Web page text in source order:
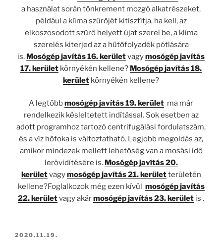
a használat során tönkrement mozgó alkatrészeket,
például a klíma szűrőjét kitisztítja, ha kell, az
elkoszosodott szűrő helyett újat szerel be, a klíma
szerelés kiterjed az a hűtőfolyadék pótlására
is. Mosógép javítás 16. kerületvagymosógép javítás
17. kerület környékén kellene? Mosógép javítás 18.
kerület környékén kellene?
A legtöbbmosógép javítás 19. kerület ma már
rendelkezik késleltetett indítással. Sok esetben az
adott programhoz tartozó centrifugálási fordulatszám,
és a víz hőfoka is változtatható. Legjobb megoldás az,
amikor mindezek mellett lehetőség van a mosási idő
lerövidítésére is. Mosógép javítás 20.
kerületvagymosógép javítás 21. kerületterületén
kellene?Foglalkozok még ezen kívül mosógép javítás
22. kerületvagy akármosógép javítás 23. kerület is .
BEKÜLDVE:
2020.11.19.